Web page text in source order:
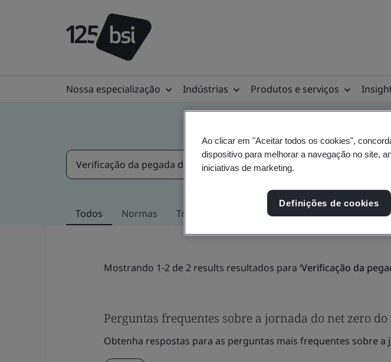
Nossa especialização Indústrias Produtos e serviços
Todos Normas Treinamentos Notícias Estudos de caso
Mostrando 1-2 de 2 results resultados para ‘Verificação da
Perguntas frequentes sobre a jornada do net zero do
Obtenha respostas para as perguntas mais frequentes sobre
Ao clicar em "Aceitar todos os cookies",
dispositivo para melhorar a navegação no site,
iniciativas de marketing.
Definições de cookies